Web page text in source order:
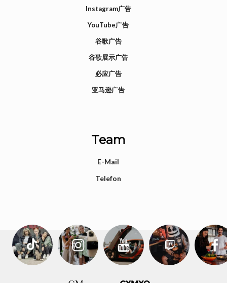
Instagram广告
YouTube广告
谷歌广告
谷歌展示广告
必应广告
亚马逊广告
Team
E-Mail
Telefon